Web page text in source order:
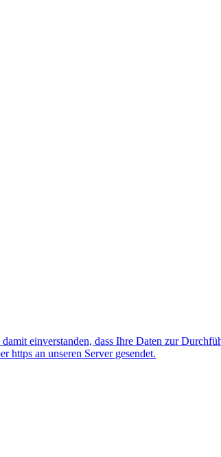
einverstanden, dass Ihre Daten zur
https an unseren Server gesendet.